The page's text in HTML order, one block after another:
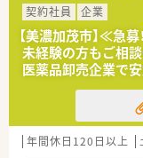
契約社員
企業
【美濃加茂市】≪
未経験の方もご相
医薬品卸売企業で
年間休日120日以上